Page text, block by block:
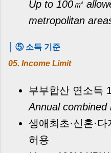
Up to 100㎡
metropolitan
│ ⑤ 소득 기준
05. Income Limit
부부합산 연소득
Annual
생애최초·신혼·
허용